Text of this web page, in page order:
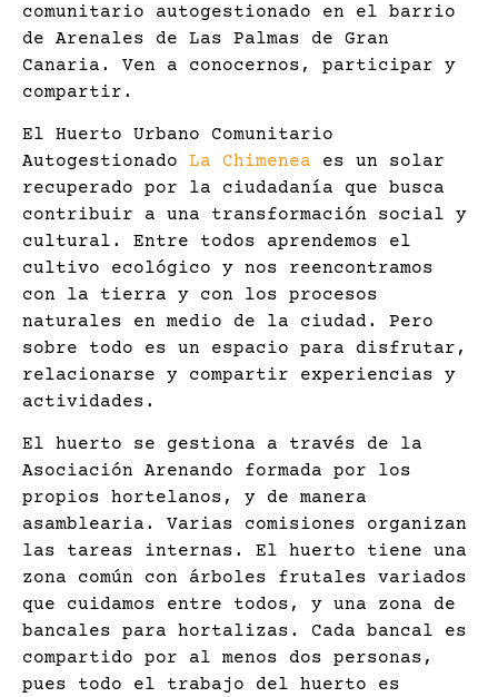
comunitario autogestionado en el barrio
de Arenales de Las Palmas de Gran
Canaria. Ven a conocernos, participar y
compartir.
El Huerto Urbano Comunitario
Autogestionado La Chimenea es un solar
recuperado por la ciudadanía que busca
contribuir a una transformación social y
cultural. Entre todos aprendemos el
cultivo ecológico y nos reencontramos
con la tierra y con los procesos
naturales en medio de la ciudad. Pero
sobre todo es un espacio para disfrutar,
relacionarse y compartir experiencias y
actividades.
El huerto se gestiona a través de la
Asociación Arenando formada por los
propios hortelanos, y de manera
asamblearia. Varias comisiones organizan
las tareas internas. El huerto tiene una
zona común con árboles frutales variados
que cuidamos entre todos, y una zona de
bancales para hortalizas. Cada bancal es
compartido por al menos dos personas,
pues todo el trabajo del huerto es